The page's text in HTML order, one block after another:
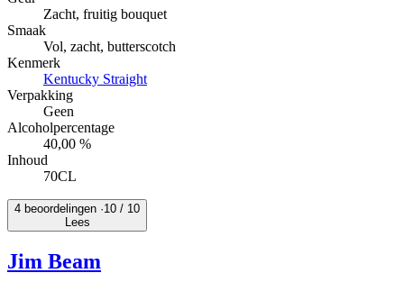
Zacht, fruitig bouquet
Smaak
Vol, zacht, butterscotch
Kenmerk
Kentucky Straight
Verpakking
Geen
Alcoholpercentage
40,00 %
Inhoud
70CL
4 beoordelingen ·10 / 10
Lees
Jim Beam